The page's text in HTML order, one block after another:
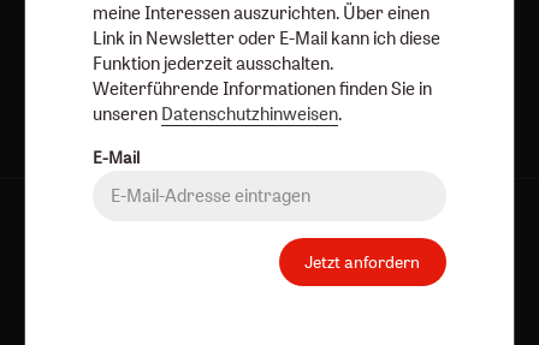
Jetzt anmelden
Impressum
meine Interessen auszurichten. Über einen
Link in Newsletter oder E-Mail kann ich diese
Funktion jederzeit ausschalten.
Weiterführende Informationen finden Sie in
unseren Datenschutzhinweisen.
E-Mail
Jetzt anfordern